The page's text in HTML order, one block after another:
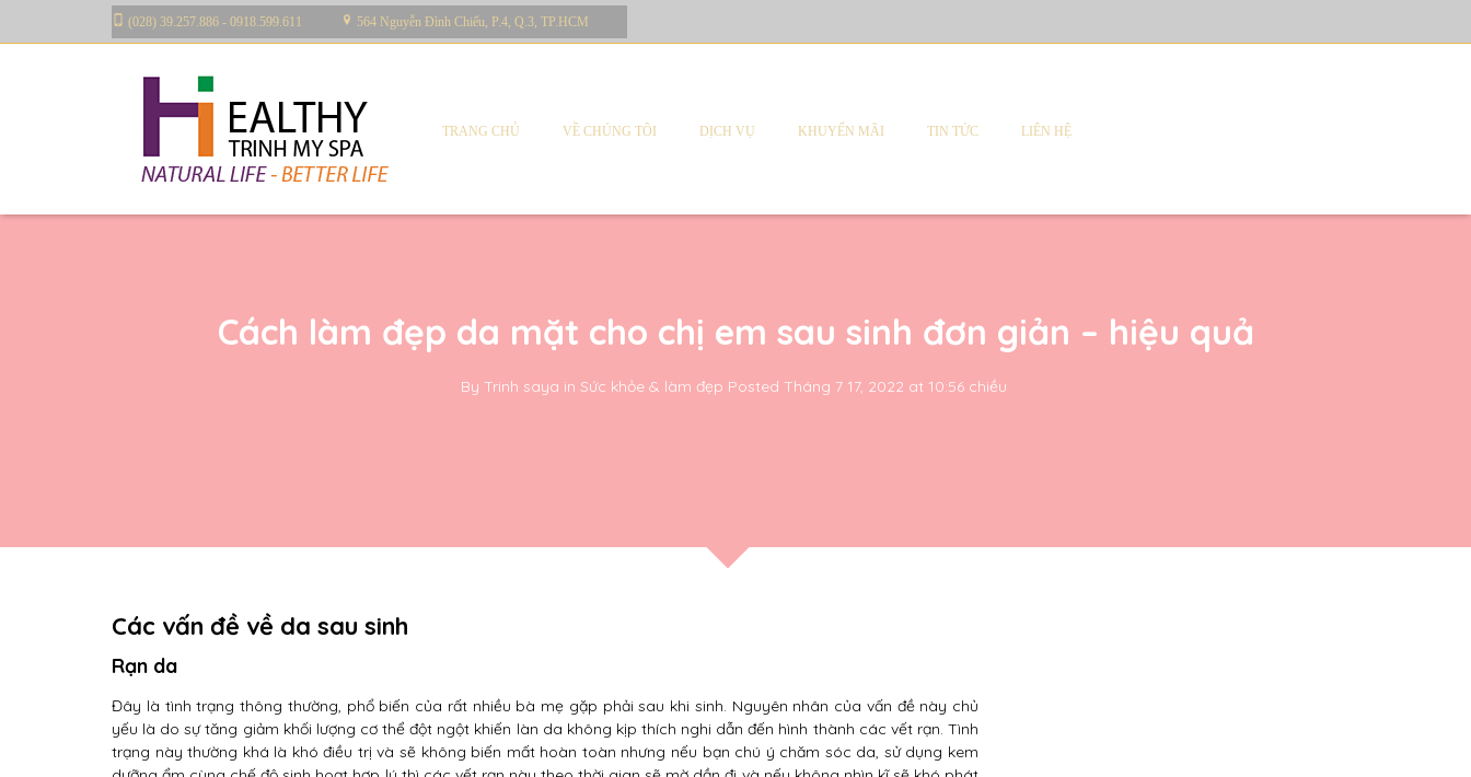
(028) 39.257.886 - 0918.599.611 564 Nguyễn Đình Chiểu, P.4, Q.3, TP.HCM
TRANG CHỦ VỀ CHÚNG TÔI DỊCH VỤ KHUYẾN MÃI TIN TỨC LIÊN HỆ
Cách làm đẹp da mặt cho chị em sau sinh đơn giản – hiệu quả
By Trinh saya in Sức khỏe & làm đẹp Posted Tháng 7 17, 2022 at 10:56 chiều
Các vấn đề về da sau sinh
Rạn da
Đây là tình trạng thông thường, phổ biến của rất nhiều bà mẹ gặp phải sau khi sinh. Nguyên nhân của vấn đề này chủ
yếu là do sự tăng giảm khối lượng cơ thể đột ngột khiến làn da không kịp thích nghi dẫn đến hình thành các vết rạn. Tình
trạng này thường khá là khó điều trị và sẽ không biến mất hoàn toàn nhưng nếu bạn chú ý chăm sóc da, sử dụng kem